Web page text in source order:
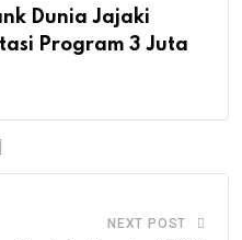
Dunia Jajaki
Program 3 Juta
NEXT POST